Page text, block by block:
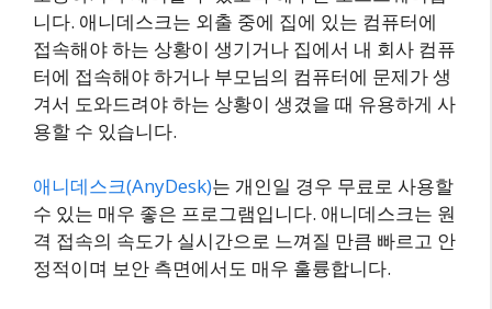
니다. 애니데스크는 외출 중에 집에 있는 컴퓨터에
접속해야 하는 상황이 생기거나 집에서 내 회사 컴퓨
터에 접속해야 하거나 부모님의 컴퓨터에 문제가 생
겨서 도와드려야 하는 상황이 생겼을 때 유용하게 사
용할 수 있습니다.
애니데스크(AnyDesk)는 개인일 경우 무료로 사용할
수 있는 매우 좋은 프로그램입니다. 애니데스크는 원
격 접속의 속도가 실시간으로 느껴질 만큼 빠르고 안
정적이며 보안 측면에서도 매우 훌륭합니다.